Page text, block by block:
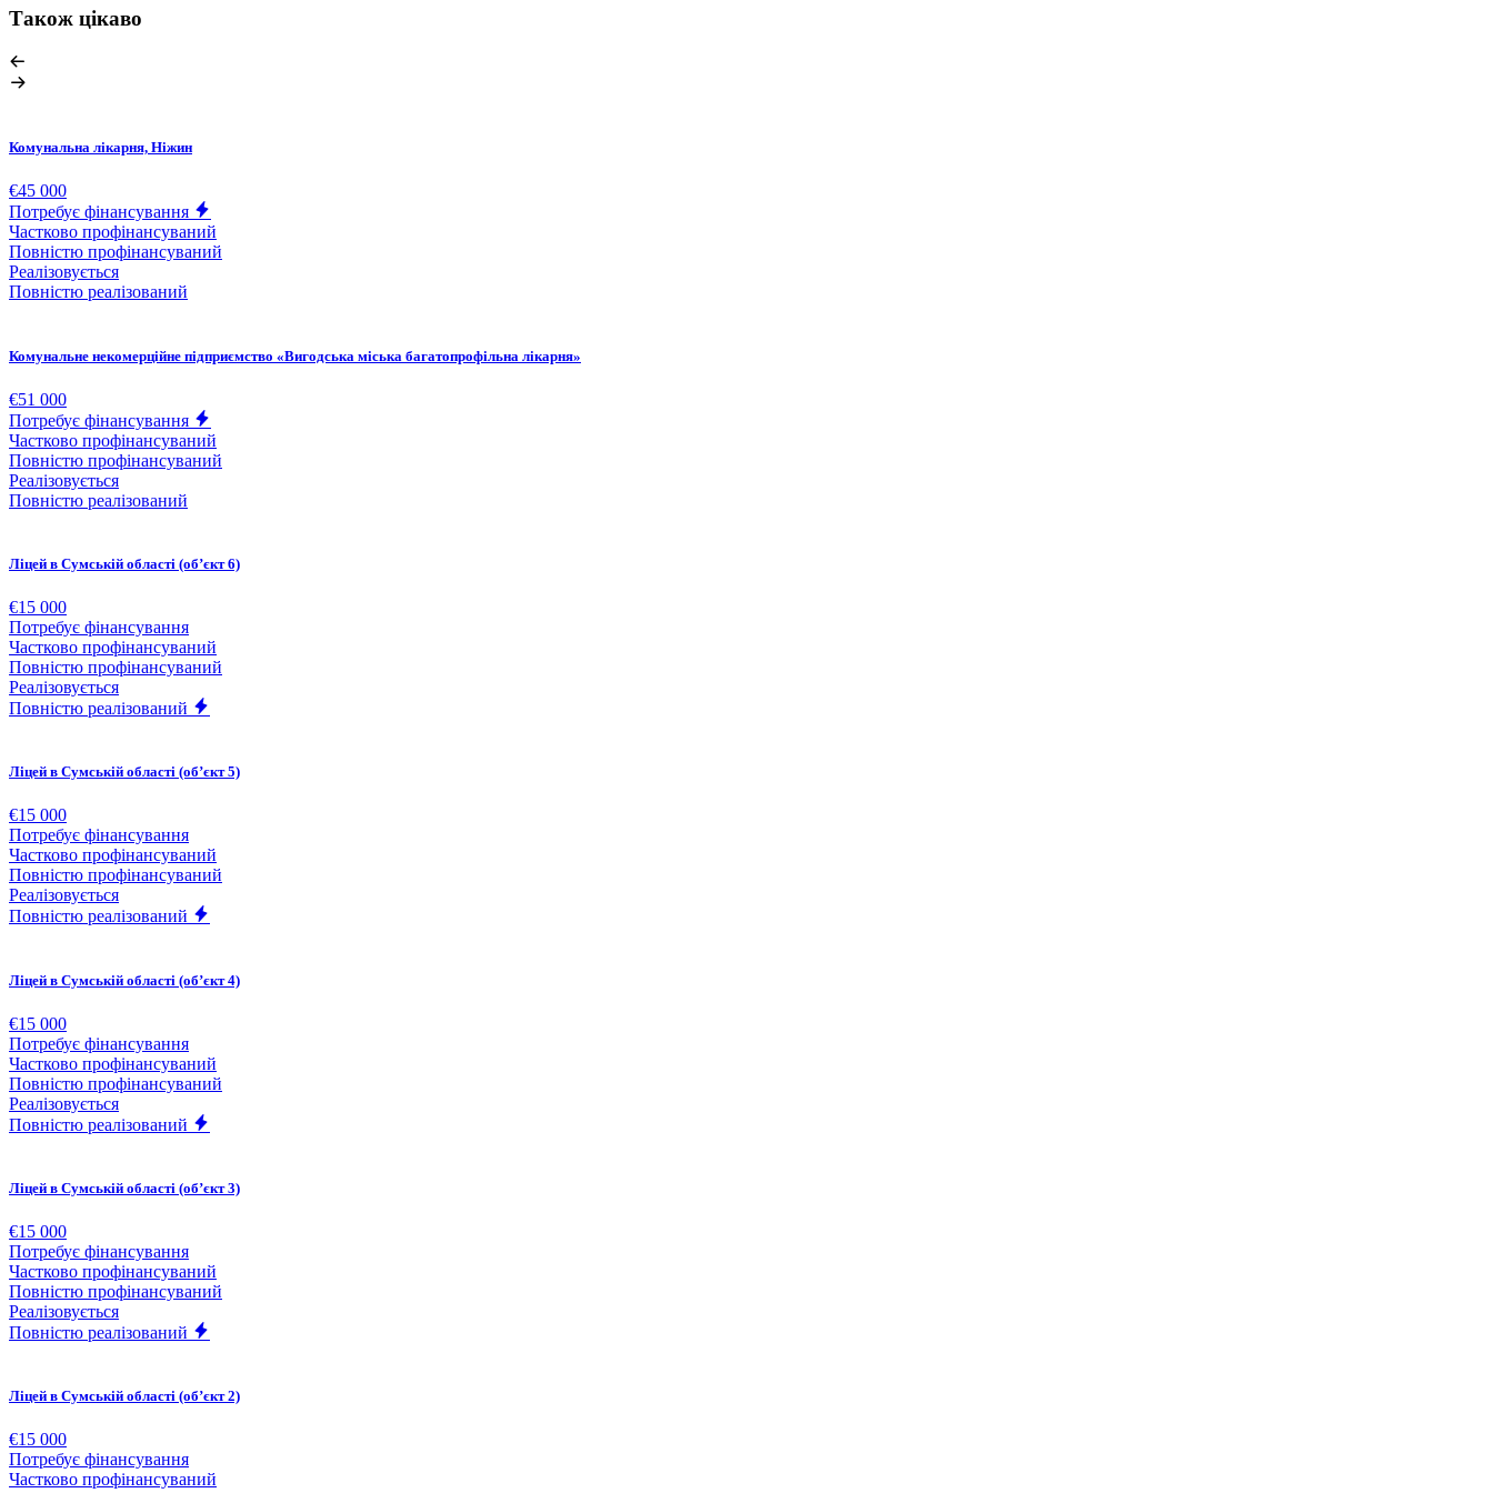
Також цікаво
Комунальна лікарня, Ніжин
€45 000
Потребує фінансування
Частково профінансуваний
Повністю профінансуваний
Реалізовується
Повністю реалізований
Комунальне некомерційне підприємство «Вигодська міська багатопрофільна лікарня»
€51 000
Потребує фінансування
Частково профінансуваний
Повністю профінансуваний
Реалізовується
Повністю реалізований
Ліцей в Сумській області (обʼєкт 6)
€15 000
Потребує фінансування
Частково профінансуваний
Повністю профінансуваний
Реалізовується
Повністю реалізований
Ліцей в Сумській області (обʼєкт 5)
€15 000
Потребує фінансування
Частково профінансуваний
Повністю профінансуваний
Реалізовується
Повністю реалізований
Ліцей в Сумській області (обʼєкт 4)
€15 000
Потребує фінансування
Частково профінансуваний
Повністю профінансуваний
Реалізовується
Повністю реалізований
Ліцей в Сумській області (обʼєкт 3)
€15 000
Потребує фінансування
Частково профінансуваний
Повністю профінансуваний
Реалізовується
Повністю реалізований
Ліцей в Сумській області (обʼєкт 2)
€15 000
Потребує фінансування
Частково профінансуваний